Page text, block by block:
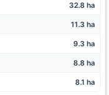
32.8 ha
11.3 ha
9.3 ha
8.8 ha
8.1 ha